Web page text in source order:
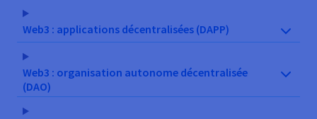
Web3 : applications décentralisées (DAPP)
Web3 : organisation autonome décentralisée
(DAO)